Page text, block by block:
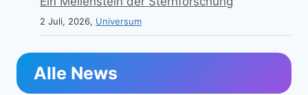
2 Juli, 2026, Universum
Alle News